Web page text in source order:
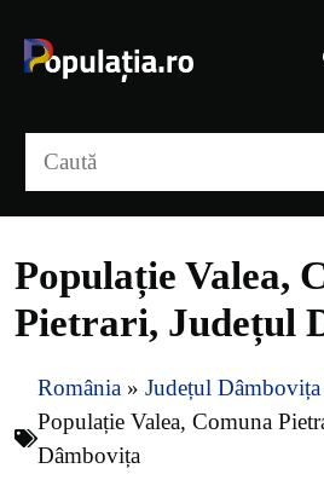
conținut
Populație Valea,
Pietrari, Județul
România » Județul Dâmbovița
Populație Valea, Comuna
Dâmbovița